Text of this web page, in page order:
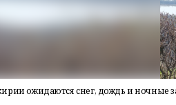
ожидаются снег, дождь и ночные